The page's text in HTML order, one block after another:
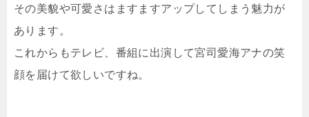
その美貌や可愛さはますますアップしてしまう魅力が
あります。
これからもテレビ、番組に出演して宮司愛海アナの笑
顔を届けて欲しいですね。